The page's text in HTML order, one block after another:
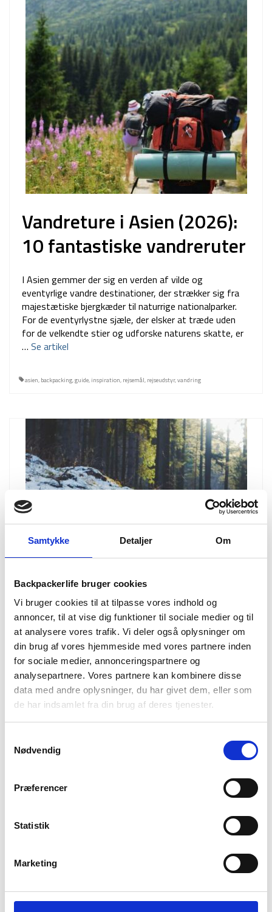
Samtykke Detaljer Om
Backpackerlife bruger cookies
Vi bruger cookies til at tilpasse vores indhold og
annoncer, til at vise dig funktioner til sociale medier og til
at analysere vores trafik. Vi deler også oplysninger om
din brug af vores hjemmeside med vores partnere inden
for sociale medier, annonceringspartnere og
analysepartnere. Vores partnere kan kombinere disse
data med andre oplysninger, du har givet dem, eller som
de har indsamlet fra din brug af deres tjenester.
Nødvendig
Præferencer
Statistik
Marketing
Vandreture i Asien (2026):
10 fantastiske vandreruter
I Asien gemmer der sig en verden af vilde og
eventyrlige vandre destinationer, der strækker sig fra
majestætiske bjergkæder til naturrige nationalparker.
For de eventyrlystne sjæle, der elsker at træde uden
for de velkendte stier og udforske naturens skatte, er
… Se artikel
asien, backpacking,guide, inspiration, rejsemål, rejseudstyr,vandring
Vinterferie (2026): Her er 5
fede outdoor aktiviteter du
kan lave
Med vinterferien lige rundt om hjørnet er det tid til at
planlægge en masse spændende udendørsaktiviteter.
Mangler du inspiration til hvad du kan foretage dig i
vinterferien, så har vi her samlet 5 bud på